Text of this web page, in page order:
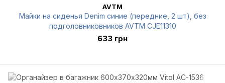
AVTM
Майки на сиденья Denim синие (передние, 2 шт), без
подголовниковников AVTM CJE11310
633 грн